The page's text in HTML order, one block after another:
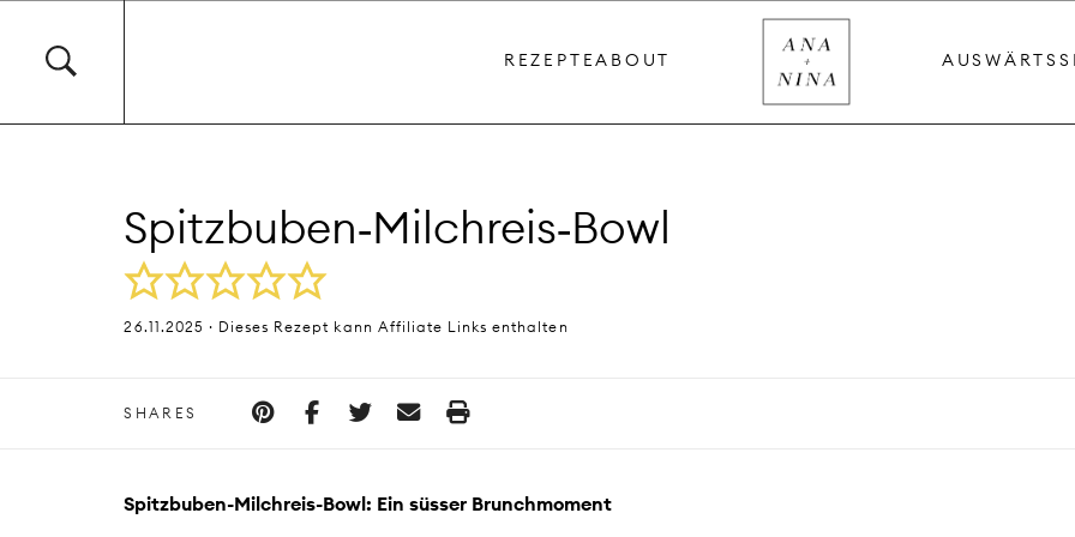
REZEPTEABOUT AUSWÄRTS
Spitzbuben‑Milchreis‑Bowl
26.11.2025 · Dieses Rezept kann Affiliate Links enthalten
SHARES
Spitzbuben-Milchreis-Bowl: Ein süsser Brunchmoment